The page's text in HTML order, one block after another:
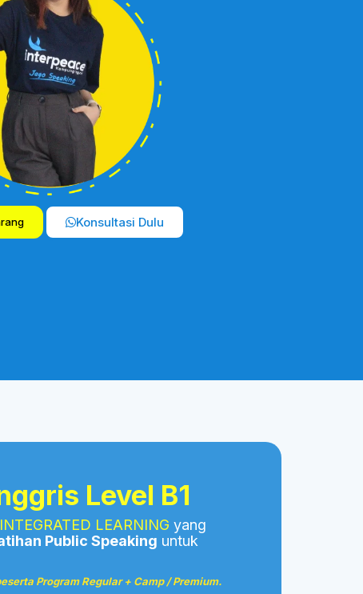
Konsultasi Dulu
Level B1
INTEGRATED LEARNING yang
Public Speaking untuk
Program Regular + Camp / Premium.